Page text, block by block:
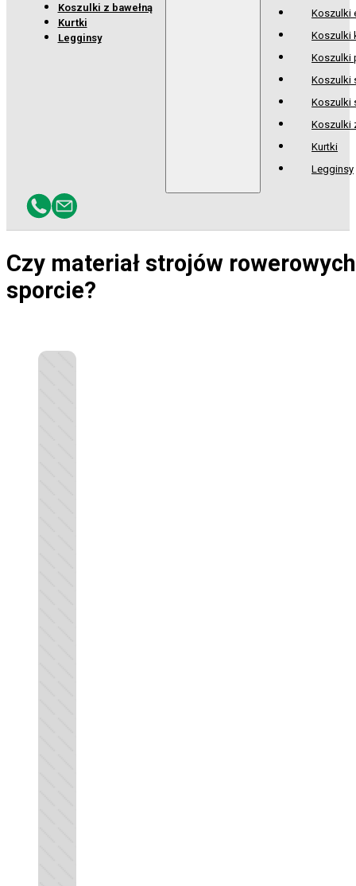
Koszulki z bawełną
Kurtki
Legginsy
Koszulki
Koszulki
Koszulki
Koszulki
Koszulki
Koszulki
Kurtki
Legginsy
Czy materiał strojów
sporcie?